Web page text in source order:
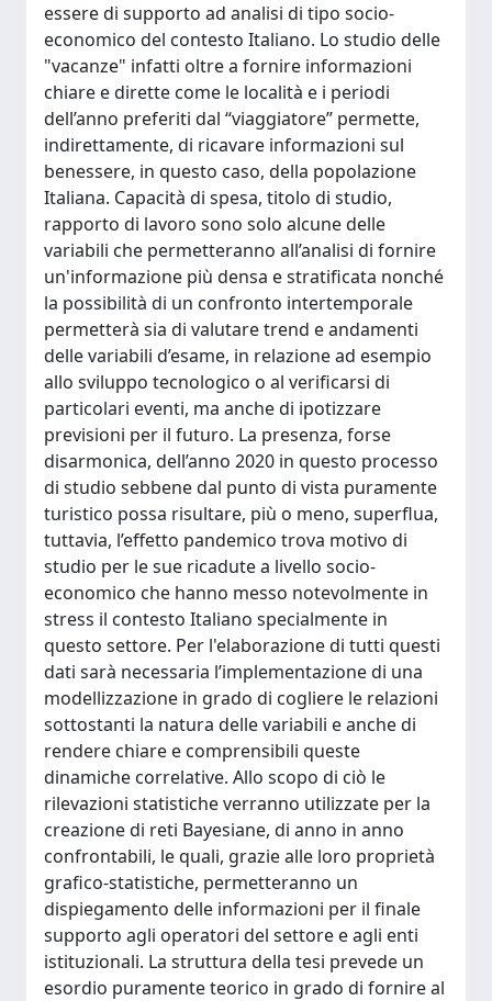
essere di supporto ad analisi di tipo socio-
economico del contesto Italiano. Lo studio delle
"vacanze" infatti oltre a fornire informazioni
chiare e dirette come le località e i periodi
dell’anno preferiti dal “viaggiatore” permette,
indirettamente, di ricavare informazioni sul
benessere, in questo caso, della popolazione
Italiana. Capacità di spesa, titolo di studio,
rapporto di lavoro sono solo alcune delle
variabili che permetteranno all’analisi di fornire
un'informazione più densa e stratificata nonché
la possibilità di un confronto intertemporale
permetterà sia di valutare trend e andamenti
delle variabili d’esame, in relazione ad esempio
allo sviluppo tecnologico o al verificarsi di
particolari eventi, ma anche di ipotizzare
previsioni per il futuro. La presenza, forse
disarmonica, dell’anno 2020 in questo processo
di studio sebbene dal punto di vista puramente
turistico possa risultare, più o meno, superflua,
tuttavia, l’effetto pandemico trova motivo di
studio per le sue ricadute a livello socio-
economico che hanno messo notevolmente in
stress il contesto Italiano specialmente in
questo settore. Per l'elaborazione di tutti questi
dati sarà necessaria l’implementazione di una
modellizzazione in grado di cogliere le relazioni
sottostanti la natura delle variabili e anche di
rendere chiare e comprensibili queste
dinamiche correlative. Allo scopo di ciò le
rilevazioni statistiche verranno utilizzate per la
creazione di reti Bayesiane, di anno in anno
confrontabili, le quali, grazie alle loro proprietà
grafico-statistiche, permetteranno un
dispiegamento delle informazioni per il finale
supporto agli operatori del settore e agli enti
istituzionali. La struttura della tesi prevede un
esordio puramente teorico in grado di fornire al